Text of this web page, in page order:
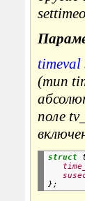
timeval
(тип
поле
struct